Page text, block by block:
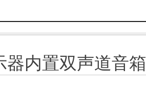
器内置双声道音箱